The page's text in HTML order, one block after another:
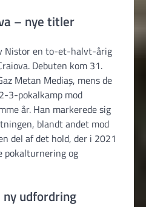
– nye titler
Nistor en to-et-halvt-årig
Debuten kom 31.
Metan Mediaș, mens de
3-pokalkamp mod
år. Han markerede sig
blandt andet mod
del af det hold, der i 2021
pokalturnering og
udfordring